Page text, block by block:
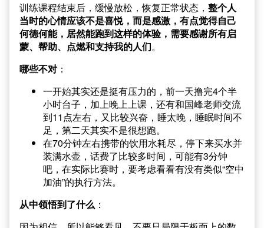
训练课程结束后，缓慢放松，恢复正常状态， 整个人
当时的心情应该不是喜悦，而是感激，有点觉得自己
何德何能，居然能跑到这样的体验，需要感谢所有启
蒙、帮助、点燃和支持我的人们。
哪些不对 ：
一开始其实还是挺有压力的，前一天撸完4个半
小时台子，加上晚上上课，还有和国峰老师交流
到11点左右，又比较兴奋，睡太晚，睡眠时间不
足，第二天其实不是很想跑。
在70分钟左右携带的饮用水耗尽，停下来买水并
装满水壶，话费了比较多时间，可能有3分钟
吧，在实际比赛时，要考虑看看有没有类似“空中
加油”的执行方法。
从中领悟到了什么 ：